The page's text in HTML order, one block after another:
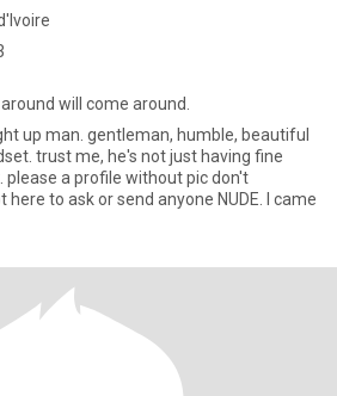
will come around.
up man. gentleman, humble, beautiful
trust me, he's not just having fine
a profile without pic don't
to ask or send anyone NUDE. I came